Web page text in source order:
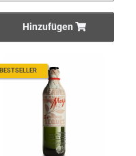
Hinzufügen
BESTSELLER